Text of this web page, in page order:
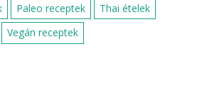
Paleo receptek
Thai ételek
Vegán receptek